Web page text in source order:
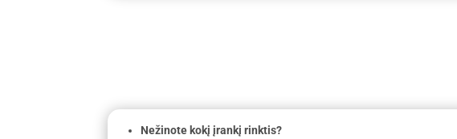
Nežinote kokį įrankį rinktis?